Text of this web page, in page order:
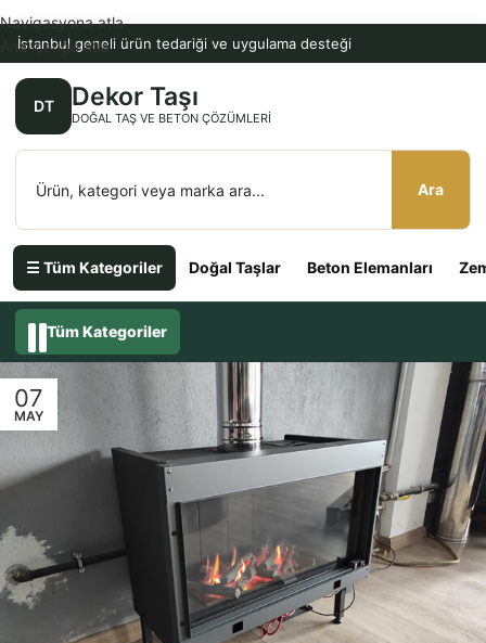
İstanbul geneli ürün tedariği ve uygulama desteği
DT Dekor Taşı
DOĞAL TAŞ VE BETON ÇÖZÜMLERI
Ara
☰ Tüm Kategoriler Doğal Taşlar Beton Elemanları
Navigasyona atla
Ana içeriğe atla
Tüm Kategoriler
07
MAY